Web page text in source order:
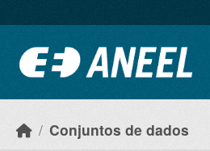
Conjuntos de dados